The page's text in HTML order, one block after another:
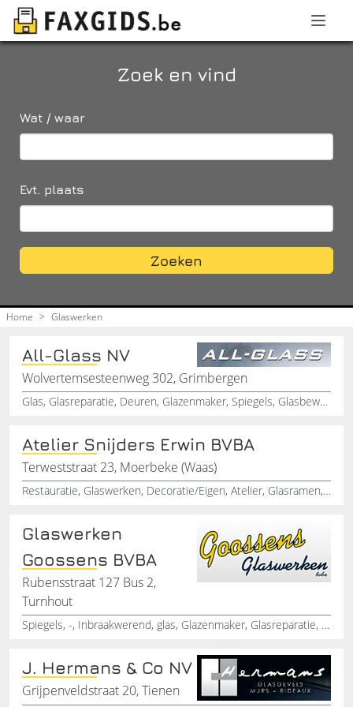
Zoek en vind
Wat / waar
Evt. plaats
Zoeken
Home > Glaswerken
All-Glass NV
Wolvertemsesteenweg 302, Grimbergen
Glas, Glasreparatie, Deuren, Glazenmaker, Spiegels, Glasbewerking, Glasherstelling, Glasrenovatie
Atelier Snijders Erwin BVBA
Terweststraat 23, Moerbeke (Waas)
Restauratie, Glaswerken, Decoratie/Eigen, Atelier, Glasramen, Glas, in, lood, Glas, in
Glaswerken
Goossens BVBA
Rubensstraat 127 Bus 2,
Turnhout
Spiegels, -, Inbraakwerend, glas, Glazenmaker, Glasreparatie, Glazen, deuren, Glaswerken, -
J. Hermans & Co NV
Grijpenveldstraat 20, Tienen